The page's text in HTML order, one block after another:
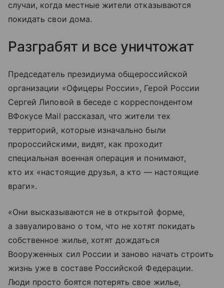
случаи, когда местные жители отказываются
покидать свои дома.
Разграбят и все уничтожат
Председатель президиума общероссийской
организации «Офицеры России», Герой России
Сергей Липовой в беседе с корреспондентом
ВФокусе Mail рассказал, что жители тех
территорий, которые изначально были
пророссийскими, видят, как проходит
специальная военная операция и понимают,
кто их «настоящие друзья, а кто — настоящие
враги».
«Они высказываются не в открытой форме,
а завуалировано о том, что не хотят покидать
собственное жилье, хотят дождаться
Вооруженных сил России и заново начать строить
жизнь уже в составе Российской Федерации.
Люди просто боятся потерять свое жилье,